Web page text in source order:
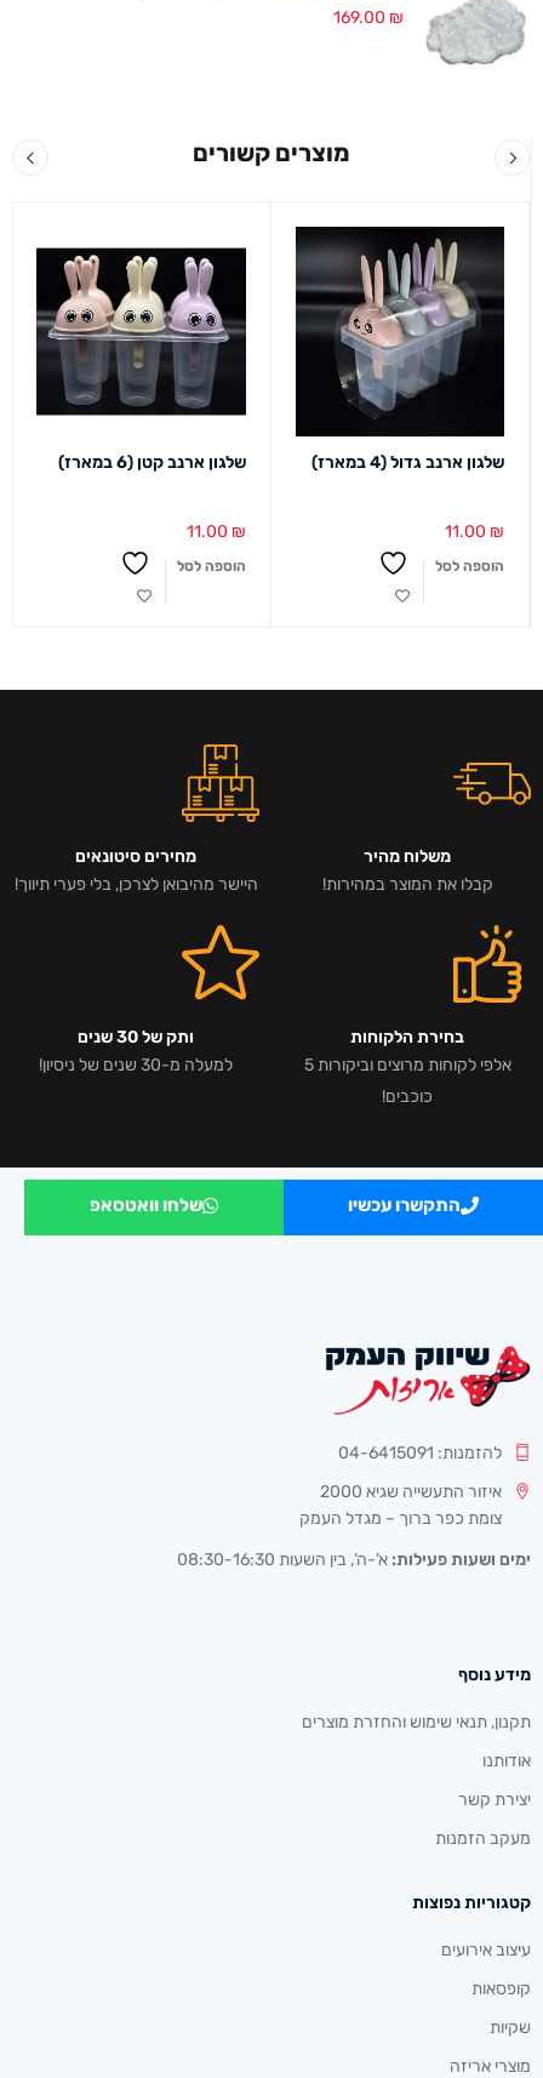
169.00 ₪
מוצרים קשורים
שלגון ארנב גדול (4 במארז)
11.00 ₪
הוספה לסל
שלגון ארנב קטן (6 במארז)
11.00 ₪
הוספה לסל
משלוח מהיר
קבלו את המוצר במהירות!
מחירים סיטונאים
היישר מהיבואן לצרכן, בלי פערי תיווך!
בחירת הלקוחות
אלפי לקוחות מרוצים וביקורות 5
כוכבים!
ותק של 30 שנים
למעלה מ-30 שנים של ניסיון!
התקשרו עכשיו שלחו וואטסאפ
להזמנות: 04-6415091
איזור התעשייה שגיא 2000
צומת כפר ברוך – מגדל העמק
ימים ושעות פעילות: א’-ה’, בין השעות 08:30-16:30
מידע נוסף
תקנון, תנאי שימוש והחזרת מוצרים
אודותנו
יצירת קשר
מעקב הזמנות
קטגוריות נפוצות
עיצוב אירועים
קופסאות
שקיות
מוצרי אריזה